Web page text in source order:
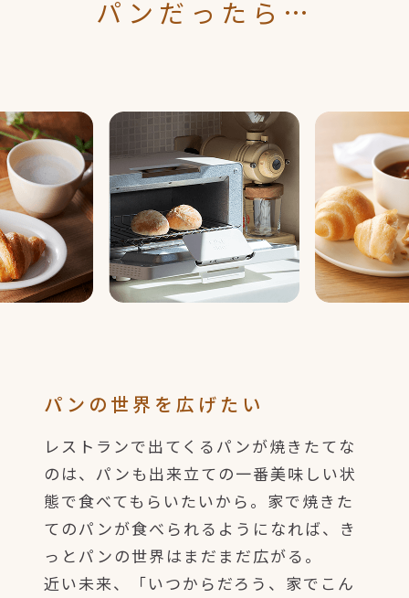
パンだったら…
パンの世界を広げたい
レストランで出てくるパンが焼きたてな
のは、パンも出来立ての一番美味しい状
態で食べてもらいたいから。家で焼きた
てのパンが食べられるようになれば、き
っとパンの世界はまだまだ広がる。
近い未来、「いつからだろう、家でこん